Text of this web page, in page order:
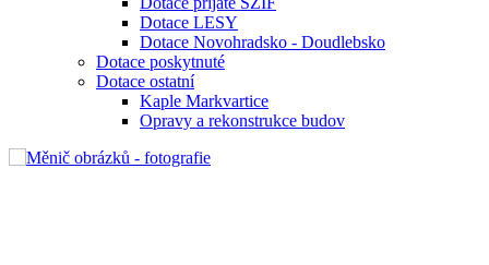
Dotace LESY
Dotace Novohradsko - Doudlebsko
Dotace poskytnuté
Dotace ostatní
Kaple Markvartice
Opravy a rekonstrukce budov